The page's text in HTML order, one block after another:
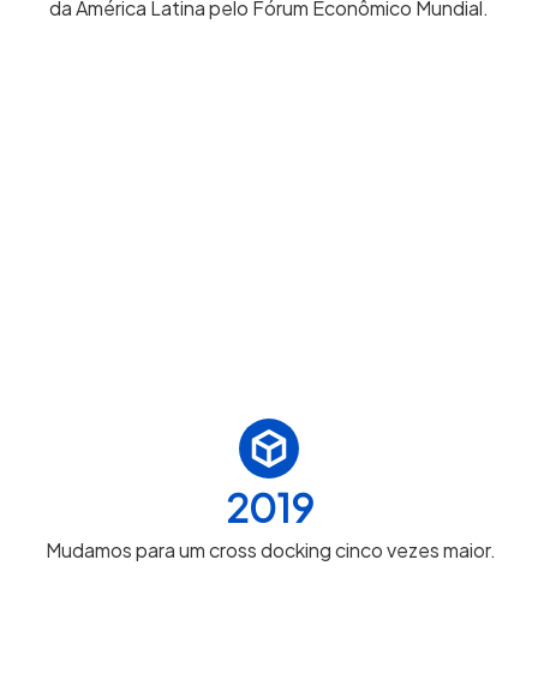
da América Latina pelo Fórum Econômico Mundial.
2019
Mudamos para um cross docking cinco vezes maior.